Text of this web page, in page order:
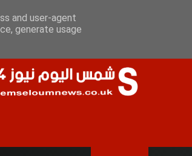
سياسة الخصوصية
and user-agent
generate usage